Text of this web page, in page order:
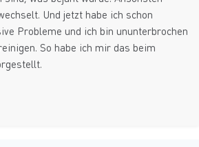
Und jetzt habe ich schon
Probleme und ich bin ununterbrochen
So habe ich mir das beim